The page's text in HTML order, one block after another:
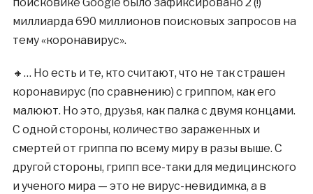
миллиарда 690 миллионов поисковых запросов на
тему «коронавирус».
🔸… Но есть и те, кто считают, что не так страшен
коронавирус (по сравнению) с гриппом, как его
малюют. Но это, друзья, как палка с двумя концами.
С одной стороны, количество зараженных и
смертей от гриппа по всему миру в разы выше. С
другой стороны, грипп все-таки для медицинского
и ученого мира — это не вирус-невидимка, а в